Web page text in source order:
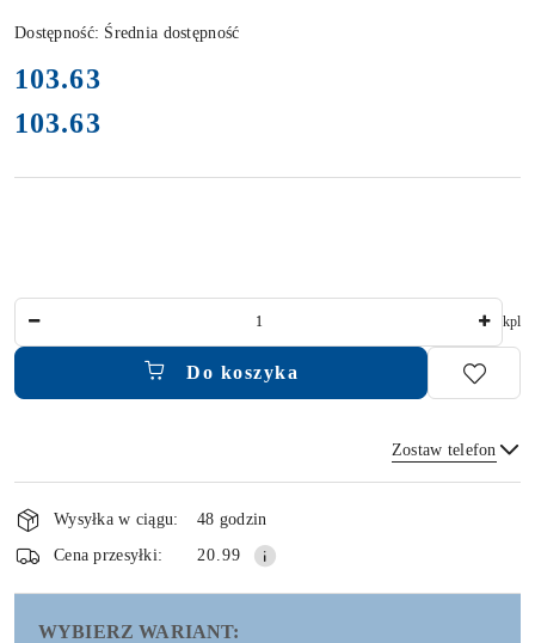
Dostępność: Średnia dostępność
cena:
103.63
Cena:
103.63
kpl
Do koszyka
Zostaw telefon
Wyślij
Dostępność
i
dostawa
Wysyłka w ciągu:
48 godzin
Cena przesyłki:
20.99
WYBIERZ WARIANT: